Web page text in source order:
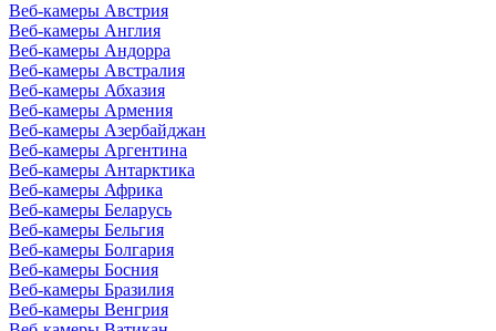
Веб-камеры Австрия
Веб-камеры Англия
Веб-камеры Андорра
Веб-камеры Австралия
Веб-камеры Абхазия
Веб-камеры Армения
Веб-камеры Азербайджан
Веб-камеры Аргентина
Веб-камеры Антарктика
Веб-камеры Африка
Веб-камеры Беларусь
Веб-камеры Бельгия
Веб-камеры Болгария
Веб-камеры Босния
Веб-камеры Бразилия
Веб-камеры Венгрия